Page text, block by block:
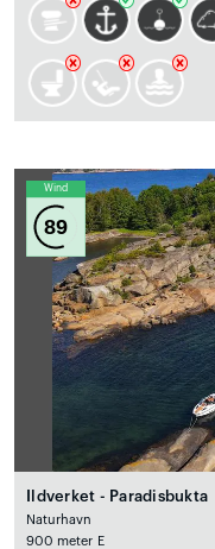
Wind
89
Ildverket - Paradisbukta
Naturhavn
900 meter E